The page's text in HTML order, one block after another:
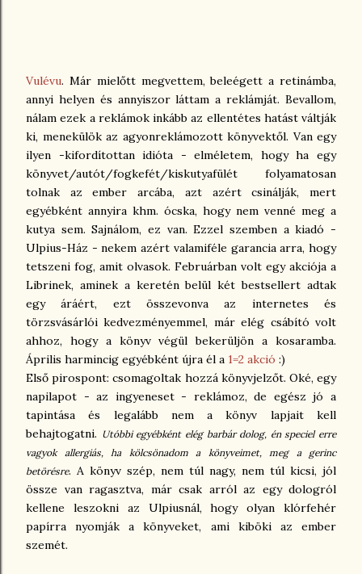
Vulévu. Már mielőtt megvettem, beleégett a retinámba,
annyi helyen és annyiszor láttam a reklámját. Bevallom,
nálam ezek a reklámok inkább az ellentétes hatást váltják
ki, menekülök az agyonreklámozott könyvektől. Van egy
ilyen -kifordítottan idióta - elméletem, hogy ha egy
könyvet/autót/fogkefét/kiskutyafülét folyamatosan
tolnak az ember arcába, azt azért csinálják, mert
egyébként annyira khm. ócska, hogy nem venné meg a
kutya sem. Sajnálom, ez van. Ezzel szemben a kiadó -
Ulpius-Ház - nekem azért valamiféle garancia arra, hogy
tetszeni fog, amit olvasok. Februárban volt egy akciója a
Librinek, aminek a keretén belül két bestsellert adtak
egy áráért, ezt összevonva az internetes és
törzsvásárlói kedvezményemmel, már elég csábító volt
ahhoz, hogy a könyv végül bekerüljön a kosaramba.
Április harmincig egyébként újra él a 1=2 akció :)
Első pirospont: csomagoltak hozzá könyvjelzőt. Oké, egy
napilapot - az ingyeneset - reklámoz, de egész jó a
tapintása és legalább nem a könyv lapjait kell
behajtogatni. Utóbbi egyébként elég barbár dolog, én speciel erre
vagyok allergiás, ha kölcsönadom a könyveimet, meg a gerinc
betörésre. A könyv szép, nem túl nagy, nem túl kicsi, jól
össze van ragasztva, már csak arról az egy dologról
kellene leszokni az Ulpiusnál, hogy olyan klórfehér
papírra nyomják a könyveket, ami kiböki az ember
szemét.